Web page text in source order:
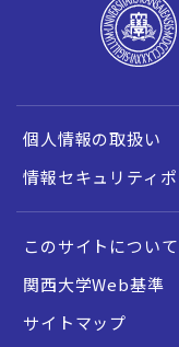
個人情報の取扱い
情報セキュリティ
このサイトについて
関西大学Web基準
サイトマップ